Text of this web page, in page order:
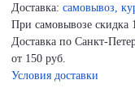
Доставка: самовывоз,
При самовывозе скидка
Доставка по Санкт-
от 150 руб.
Условия доставки